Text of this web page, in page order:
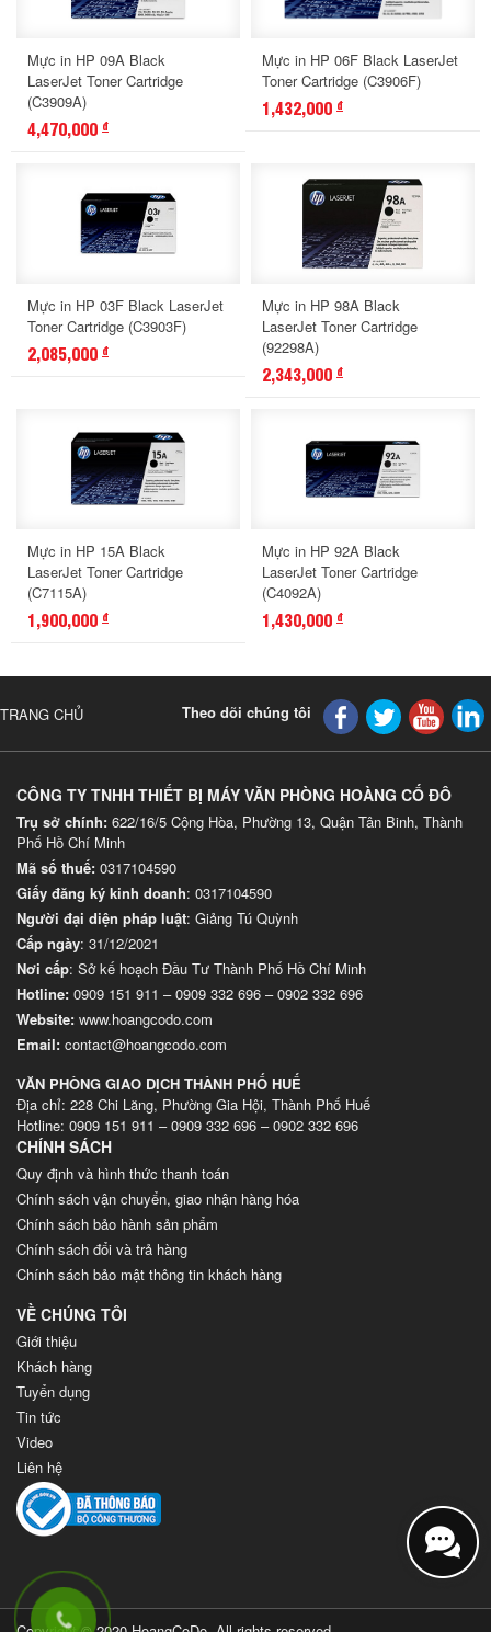
Mực in HP 09A Black
LaserJet Toner Cartridge
(C3909A)
4,470,000 đ
Mực in HP 06F Black LaserJet
Toner Cartridge (C3906F)
1,432,000 đ
Mực in HP 03F Black LaserJet
Toner Cartridge (C3903F)
2,085,000 đ
Mực in HP 98A Black
LaserJet Toner Cartridge
(92298A)
2,343,000 đ
Mực in HP 15A Black
LaserJet Toner Cartridge
(C7115A)
1,900,000 đ
Mực in HP 92A Black
LaserJet Toner Cartridge
(C4092A)
1,430,000 đ
TRANG CHỦ Theo dõi chúng tôi
CÔNG TY TNHH THIẾT BỊ MÁY VĂN PHÒNG HOÀNG CỐ ĐÔ
Trụ sở chính: 622/16/5 Cộng Hòa, Phường 13, Quận Tân Binh, Thành
Phố Hồ Chí Minh
Mã số thuế: 0317104590
Giấy đăng ký kinh doanh: 0317104590
Người đại diện pháp luật: Giảng Tú Quỳnh
Cấp ngày: 31/12/2021
Nơi cấp: Sở kế hoạch Đầu Tư Thành Phố Hồ Chí Minh
Hotline: 0909 151 911 –0909 332 696 –0902 332 696
Website: www.hoangcodo.com
Email: contact@hoangcodo.com
VĂN PHÒNG GIAO DỊCH THÀNH PHỐ HUẾ
Địa chỉ: 228 Chi Lăng, Phường Gia Hội, Thành Phố Huế
Hotline: 0909 151 911 – 0909 332 696 – 0902 332 696
CHÍNH SÁCH
Quy định và hình thức thanh toán
Chính sách vận chuyển, giao nhận hàng hóa
Chính sách bảo hành sản phẩm
Chính sách đổi và trả hàng
Chính sách bảo mật thông tin khách hàng
VỀ CHÚNG TÔI
Giới thiệu
Khách hàng
Tuyển dụng
Tin tức
Video
Liên hệ